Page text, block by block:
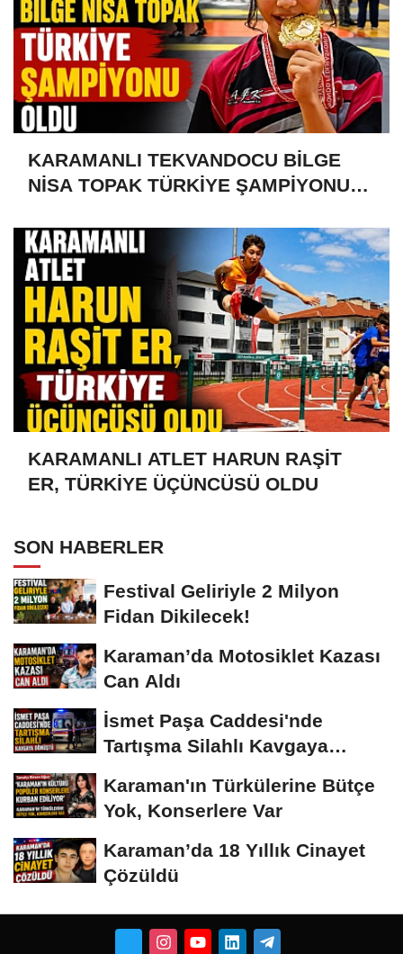
KARAMANLI TEKVANDOCU BİLGE
NİSA TOPAK TÜRKİYE ŞAMPİYONU
KARAMANLI ATLET HARUN RAŞİT
ER, TÜRKİYE ÜÇÜNCÜSÜ OLDU
SON HABERLER
Festival Geliriyle 2 Milyon
Fidan Dikilecek!
Karaman’da Motosiklet Kazası
Can Aldı
İsmet Paşa Caddesi'nde
Tartışma Silahlı Kavgaya
Karaman'ın Türkülerine Bütçe
Yok, Konserlere Var
Karaman’da 18 Yıllık Cinayet
Çözüldü